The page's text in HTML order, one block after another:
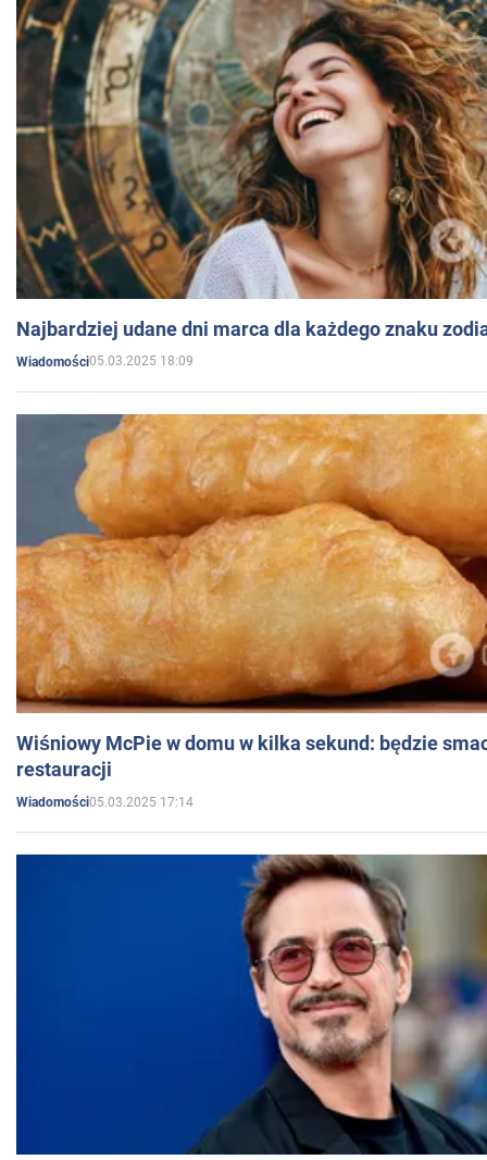
Najbardziej udane dni marca dla każdego znaku
Wiadomości05.03.2025 18:09
Wiśniowy McPie w domu w kilka sekund: będzie
restauracji
Wiadomości05.03.2025 17:14